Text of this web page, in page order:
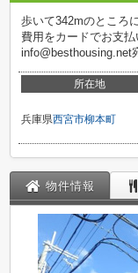
歩いて342mのところ
費用をカードでお支
info@besthousing.net
所在地
兵庫県西宮市柳本町
物件情報